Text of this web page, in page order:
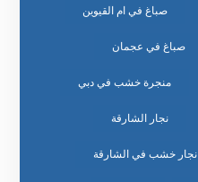
صباغ في ام القيوين
صباغ في عجمان
منجرة خشب في دبي
نجار الشارقة
نجار خشب في الشارقة